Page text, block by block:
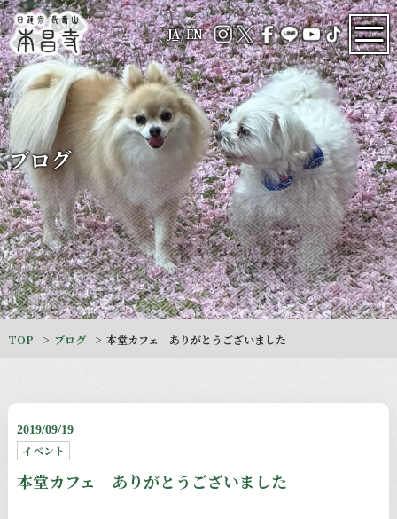
JA/EN
ブログ
TOP ブログ 本堂カフェ ありがとうございました
2019/09/19
イベント
本堂カフェ ありがとうございました